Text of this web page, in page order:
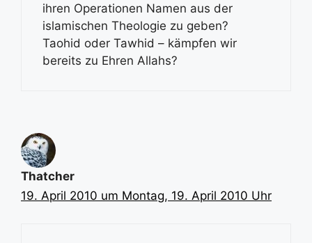
ihren Operationen Namen aus der
islamischen Theologie zu geben?
Taohid oder Tawhid – kämpfen wir
bereits zu Ehren Allahs?
Thatcher
19. April 2010 um Montag, 19. April 2010 Uhr